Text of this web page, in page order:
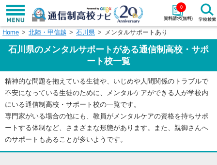
資料請求(無料)
0
学校名で探す
エリアから探す 特徴から探す
エリアを選択して探す
関東 北海道・東北
東海 北陸・甲信越
Home 北陸・甲信越 石川県 メンタルサポートあり
石川県のメンタルサポートがある通信制高校・サポ
ート校一覧
精神的な問題を抱えている生徒や、いじめや人間関係のトラブルで
不安になっている生徒のために、メンタルケアができる人が学校内
にいる通信制高校・サポート校の一覧です。
専門家がいる場合の他にも、教員がメンタルケアの資格を持ちサポ
ートする体制など、さまざまな形態があります。また、親御さんへ
のサポートもあることが多いようです。